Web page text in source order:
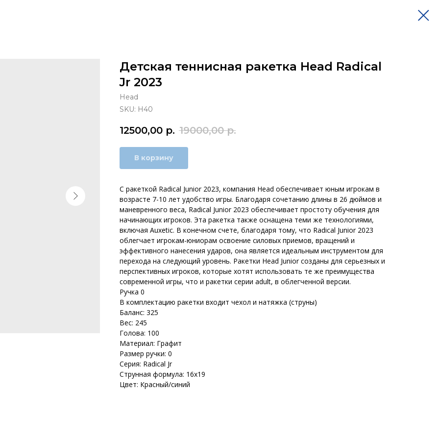
Детская теннисная ракетка Head Radical
Jr 2023
Head
SKU: H40
12500,00 р. 19000,00 р.
В корзину
С ракеткой Radical Junior 2023, компания Head обеспечивает юным игрокам в
возрасте 7-10 лет удобство игры. Благодаря сочетанию длины в 26 дюймов и
маневренного веса, Radical Junior 2023 обеспечивает простоту обучения для
начинающих игроков. Эта ракетка также оснащена теми же технологиями,
включая Auxetic. В конечном счете, благодаря тому, что Radical Junior 2023
облегчает игрокам-юниорам освоение силовых приемов, вращений и
эффективного нанесения ударов, она является идеальным инструментом для
перехода на следующий уровень. Ракетки Head Junior созданы для серьезных и
перспективных игроков, которые хотят использовать те же преимущества
современной игры, что и ракетки серии adult, в облегченной версии.
Ручка 0
В комплектацию ракетки входит чехол и натяжка (струны)
Баланс: 325
Вес: 245
Голова: 100
Материал: Графит
Размер ручки: 0
Серия: Radical Jr
Струнная формула: 16х19
Цвет: Красный/синий